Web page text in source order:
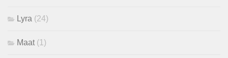
Lyra (24)
Maat (1)